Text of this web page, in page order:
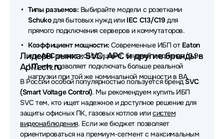
Источники бесперебойного питания (ИБП - UPS)
CBR
Источники бесперебойного питания (ИБП - UPS)
Sven
Источники бесперебойного питания (ИБП - UPS)
Источники бесперебойного питания (ИБП - UPS)
Tripp-Lite
Источники бесперебойного питания (ИБП - UPS)
Hikvision
Типы разъемов: Выбирайте модели с розетками
Schukoдля бытовых нужд или IEC C13/C19 для
прямого подключения серверов и коммутаторов.
Коэффициент мощности: Современные ИБП от Eaton
илиAPCимеют коэффициент, близкий к единице (0.9–
1.0), что позволяет подключать больше реальной
нагрузки при той же номинальной мощности в ВА.
Лидеры рынка: SVC, APC и другие бренды в
AplTech.ru
В России особой популярностью пользуется брендSVC
(Smart Voltage Control). Мы рекомендуем купить ИБП
SVC тем, кто ищет надежное и доступное решение для
защиты офисных ПК, газовых котлов илисистем
видеонаблюдения. Если же бюджет позволяет
ориентироваться на премиум-сегмент с максимальным